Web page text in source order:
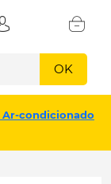
OK
Ar-condicionado